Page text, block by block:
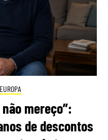
EUROPA
mereço”:
de descontos